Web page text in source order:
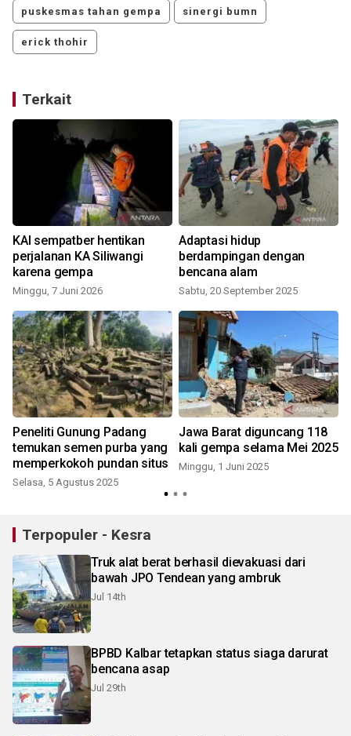
puskesmas tahan gempa sinergi bumn
erick thohir
Terkait
KAI sempatber hentikan
perjalanan KA Siliwangi
karena gempa
Minggu, 7 Juni 2026
Adaptasi hidup
berdampingan dengan
bencana alam
Sabtu, 20 September 2025
Peneliti Gunung Padang
temukan semen purba yang
memperkokoh pundan situs
Selasa, 5 Agustus 2025
Jawa Barat diguncang 118
kali gempa selama Mei 2025
Minggu, 1 Juni 2025
Terpopuler - Kesra
Truk alat berat berhasil dievakuasi dari
bawah JPO Tendean yang ambruk
Jul 14th
BPBD Kalbar tetapkan status siaga darurat
bencana asap
Jul 29th